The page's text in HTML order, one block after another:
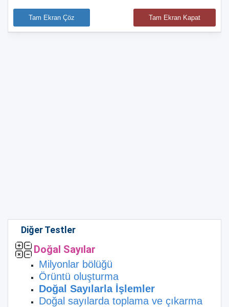
Tam Ekran Çöz Tam Ekran Kapat
Diğer Testler
Doğal Sayılar
Milyonlar bölüğü
Örüntü oluşturma
Doğal Sayılarla İşlemler
Doğal sayılarda toplama ve çıkarma